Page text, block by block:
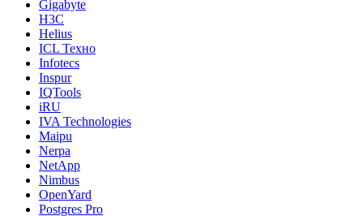
Gigabyte
H3C
Helius
ICL Техно
Infotecs
Inspur
IQTools
iRU
IVA Technologies
Maipu
Nerpa
NetApp
Nimbus
OpenYard
Postgres Pro